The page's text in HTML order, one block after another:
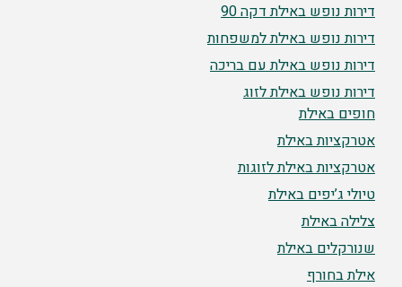
דירות נופש באילת דקה 90
דירות נופש באילת למשפחות
דירות נופש באילת עם בריכה
דירות נופש באילת לזוג
חופים באילת
אטרקציות באילת
אטרקציות באילת לזוגות
טיולי ג’יפים באילת
צלילה באילת
שנורקלים באילת
אילת בחורף